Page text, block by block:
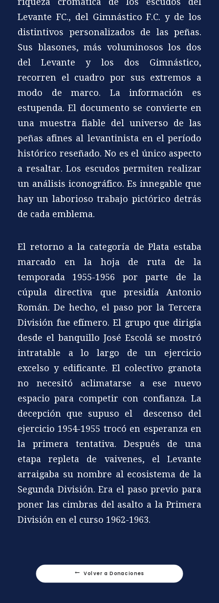
Levante FC., del Gimnástico F.C. y de los
distintivos personalizados de las peñas.
Sus blasones, más voluminosos los dos
del Levante y los dos Gimnástico,
recorren el cuadro por sus extremos a
modo de marco. La información es
estupenda. El documento se convierte en
una muestra fiable del universo de las
peñas afines al levantinista en el período
histórico reseñado. No es el único aspecto
a resaltar. Los escudos permiten realizar
un análisis iconográfico. Es innegable que
hay un laborioso trabajo pictórico detrás
de cada emblema.
El retorno a la categoría de Plata estaba
marcado en la hoja de ruta de la
temporada 1955-1956 por parte de la
cúpula directiva que presidía Antonio
Román. De hecho, el paso por la Tercera
División fue efímero. El grupo que dirigía
desde el banquillo José Escolá se mostró
intratable a lo largo de un ejercicio
excelso y edificante. El colectivo granota
no necesitó aclimatarse a ese nuevo
espacio para competir con confianza. La
decepción que supuso el descenso del
ejercicio 1954-1955 trocó en esperanza en
la primera tentativa. Después de una
etapa repleta de vaivenes, el Levante
arraigaba su nombre al ecosistema de la
Segunda División. Era el paso previo para
poner las cimbras del asalto a la Primera
División en el curso 1962-1963.
Volver a Donaciones